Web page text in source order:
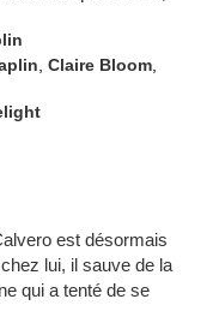
,Claire Bloom
est désormais
lui, il sauve de la
qui a tenté de se